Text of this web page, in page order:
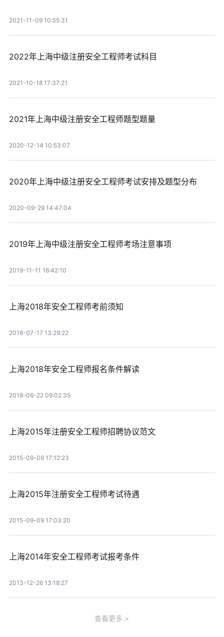
2021-11-09 10:55:31
2022年上海中级注册安全工程师考试科目
2021-10-18 17:37:21
2021年上海中级注册安全工程师题型题量
2020-12-14 10:53:07
2020年上海中级注册安全工程师考试安排及题型分布
2020-09-29 14:47:04
2019年上海中级注册安全工程师考场注意事项
2019-11-11 16:42:10
上海2018年安全工程师考前须知
2018-07-17 13:29:22
上海2018年安全工程师报名条件解读
2018-06-22 09:02:35
上海2015年注册安全工程师招聘协议范文
2015-09-09 17:12:23
上海2015年注册安全工程师考试待遇
2015-09-09 17:03:20
上海2014年安全工程师考试报考条件
2013-12-26 13:18:27
查看更多